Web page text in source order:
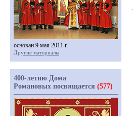
основан 9 мая 2011 г.
Другие материалы
400-летию Дома
Романовых посвящается (577)